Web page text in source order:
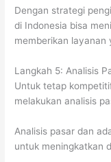
Dengan strategi
di Indonesia bisa
memberikan layanan
Langkah 5: Analisis
Untuk tetap
melakukan analisis
Analisis pasar dan
untuk meningkatkan